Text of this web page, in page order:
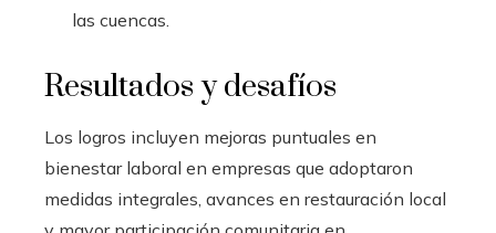
las cuencas.
Resultados y desafíos
Los logros incluyen mejoras puntuales en
bienestar laboral en empresas que adoptaron
medidas integrales, avances en restauración local